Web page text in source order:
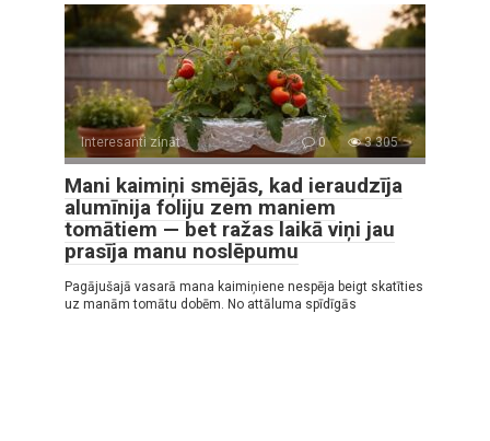
Interesanti zināt 0 3 305
Mani kaimiņi smējās, kad ieraudzīja
alumīnija foliju zem maniem
tomātiem — bet ražas laikā viņi jau
prasīja manu noslēpumu
Pagājušajā vasarā mana kaimiņiene nespēja beigt skatīties
uz manām tomātu dobēm. No attāluma spīdīgās